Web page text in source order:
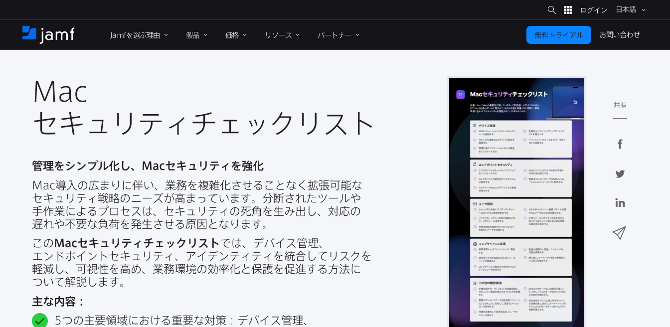
イ
ン
に
移
サ
イ
ト
検
索
日本語
ホ
ー
Jamfを​選ぶ理由 製品 価格 リソース パートナー 無料トライアル お問い​合わせ
Mac
セキュリティチェックリスト
管理を​シンプル化し、 Macセキュリティを​強化
Mac導入の​広まりに​伴い、​業務を​複雑化させる​ことなく​拡張可能な​
セキュリティ戦略の​ニーズが​高まっています。​分断された​ツールや​
手作業に​よる​プロセスは、​セキュリティの​死角を​生み出し、​対応の​
遅れや​不要な​負荷を​発生させる​原因と​なります。
このMacセキュリティチェックリストでは、​デバイス管理、​
エンドポイントセキュリティ、​アイデンティティを​統合してリスクを​
軽減し、​可視性を​高め、​業務環境の​効率化と​保護を​促進する​方​法に​
ついて​解説します。
主な​内容：
5つの​主要領域に​おける​重要な​対策：デバイス管理、​
共有